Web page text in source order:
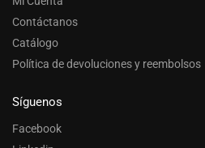
Contáctanos
Catálogo
Política de devoluciones y reembolsos
Síguenos
Facebook